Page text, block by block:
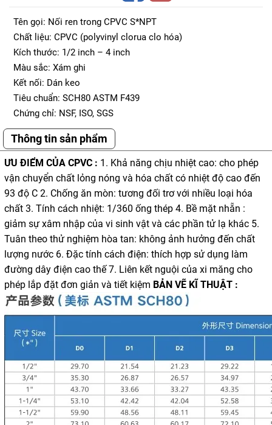
Tên gọi: Nối ren trong CPVC S*NPT
Chất liệu: CPVC (polyvinyl clorua clo hóa)
Kích thước: 1/2 inch – 4 inch
Màu sắc: Xám ghi
Kết nối: Dán keo
Tiêu chuẩn: SCH80 ASTM F439
Chứng chỉ: NSF, ISO, SGS
Thông tin sản phẩm
ƯU ĐIỂM CỦA CPVC : 1. Khả năng chịu nhiệt cao: cho phép
vận chuyển chất lỏng nóng và hóa chất có nhiệt độ cao đến
93 độ C 2. Chống ăn mòn: tương đối trơ với nhiều loại hóa
chất 3. Tính cách nhiệt: 1/360 ống thép 4. Bề mặt nhẵn :
giảm sự xâm nhập của vi sinh vật và các phần tử lạ khác 5.
Tuân theo thử nghiệm hòa tan: không ảnh hưởng đến chất
lượng nước 6. Đặc tính cách điện: thích hợp sử dụng làm
đường dây điện cao thế 7. Liên kết nguội của xi măng cho
phép lắp đặt đơn giản và tiết kiệm BẢN VẼ KĨ THUẬT :